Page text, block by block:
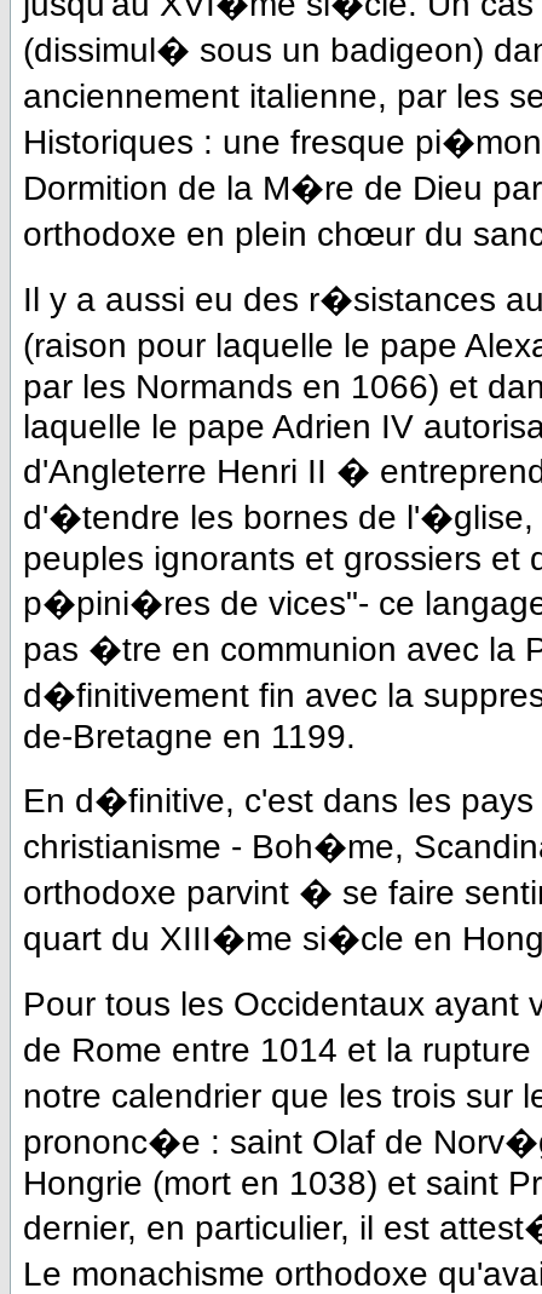
(dissimul� sous un badigeon)
anciennement italienne, par les
Historiques : une fresque
Dormition de la M�re de Dieu
orthodoxe en plein chœur du
Il y a aussi eu des r�sistances
(raison pour laquelle le pape
par les Normands en 1066) et
laquelle le pape Adrien IV
d'Angleterre Henri II �
d'�tendre les bornes de
peuples ignorants et grossiers et
p�pini�res de vices"- ce
pas �tre en communion avec la
d�finitivement fin avec la
de-Bretagne en 1199.
En d�finitive, c'est dans les
christianisme - Boh�me,
orthodoxe parvint � se faire
quart du XIII�me si�cle en
Pour tous les Occidentaux
de Rome entre 1014 et la
notre calendrier que les trois sur
prononc�e : saint Olaf de
Hongrie (mort en 1038) et saint
dernier, en particulier, il est
Le monachisme orthodoxe